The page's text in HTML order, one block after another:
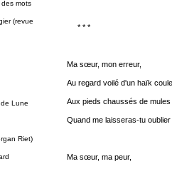
mots
(revue
Lune
Riet)
* * *
Ma sœur, mon erreur,
Au regard voilé d'un haïk
Aux pieds chaussés de
Quand me laisseras-tu oublier
Ma sœur, ma peur,